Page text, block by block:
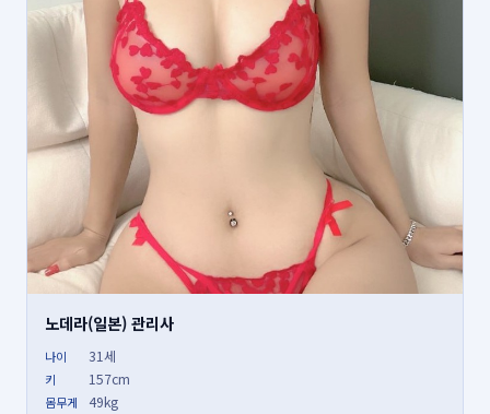
노데라(일본) 관리사
나이 31세
키 157cm
몸무게 49kg